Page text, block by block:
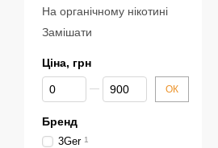
На органічному нікотині
Замішати
Ціна, грн
Від Ціна, грн
До Ціна, грн ОК
Бренд
3Ger 1